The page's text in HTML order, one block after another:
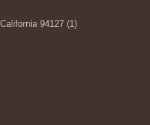
94127 (1)